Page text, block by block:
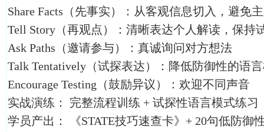
Share Facts（先事实）：从客观信息切入，避免
Tell Story（再观点）：清晰表达个人解读，保持
Ask Paths（邀请参与）：真诚询问对方想法
Talk Tentatively（试探表达）：降低防御性的语
Encourage Testing（鼓励异议）：欢迎不同声音
实战演练： 完整流程训练 + 试探性语言模式练习
学员产出： 《STATE技巧速查卡》+ 20句低防御